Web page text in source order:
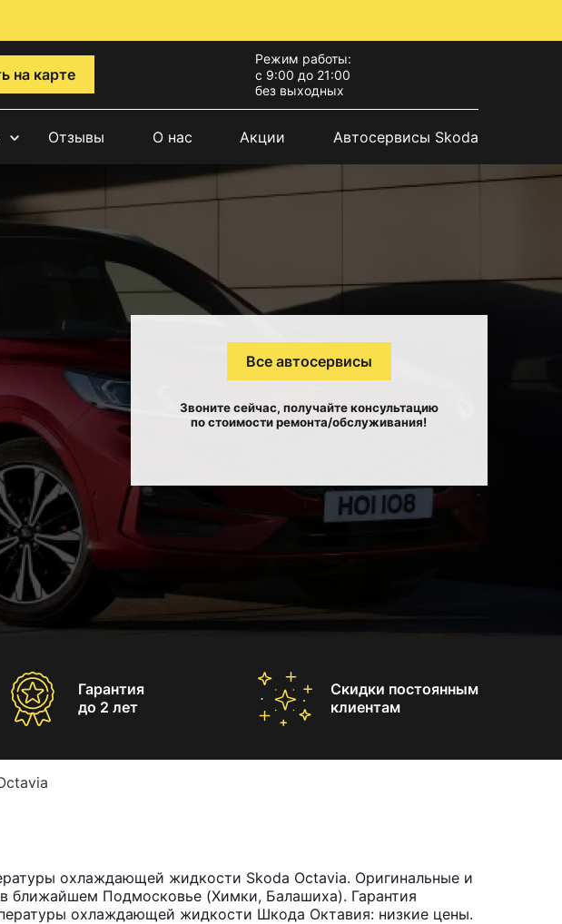
на карте
Режим работы:
с 9:00 до 21:00
без выходных
Отзывы О нас Акции Автосервисы Skoda
Все автосервисы
Звоните сейчас, получайте консультацию
по стоимости ремонта/обслуживания!
Гарантия
до 2 лет
Скидки постоянным
клиентам
охлаждающей жидкости Skoda Octavia. Оригинальные и
ближайшем Подмосковье (Химки, Балашиха). Гарантия
охлаждающей жидкости Шкода Октавия: низкие цены.